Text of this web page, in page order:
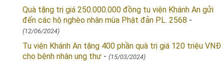
Quà tặng trị giá 250.000.000 đồng tu viện Khánh An gửi
đến các hộ nghèo nhân mùa Phật đản PL. 2568 -
(12/06/2024)
Tu viện Khánh An tặng 400 phần quà trị giá 120 triệu VNĐ
cho bệnh nhân ung thư - (15/03/2024)